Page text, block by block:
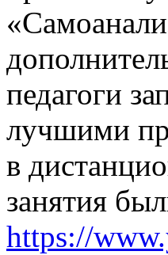
педагоги
лучшими
в
занятия
https://